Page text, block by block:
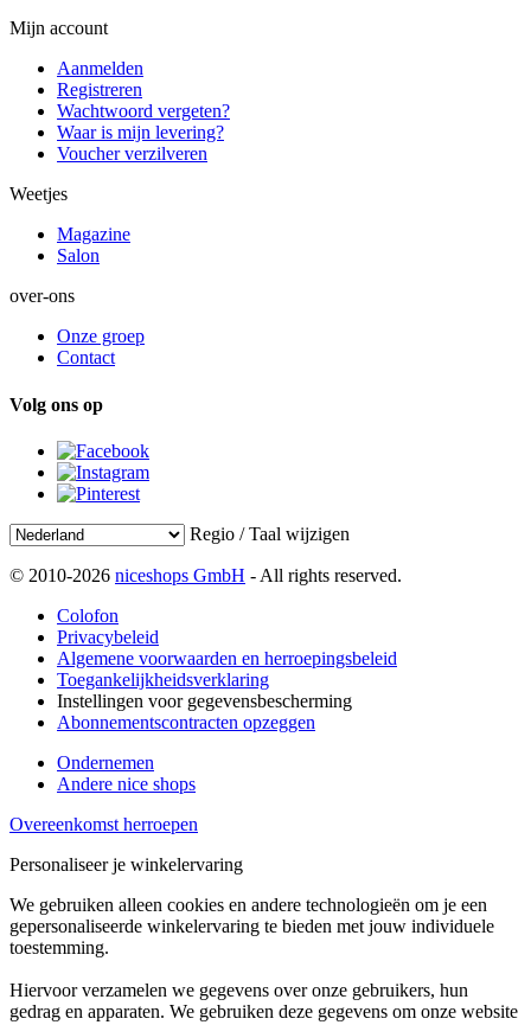
Mijn account
Aanmelden
Registreren
Wachtwoord vergeten?
Waar is mijn levering?
Voucher verzilveren
Weetjes
Magazine
Salon
over-ons
Onze groep
Contact
Volg ons op
Regio / Taal wijzigen
© 2010-2026 niceshops GmbH - All rights reserved.
Colofon
Privacybeleid
Algemene voorwaarden en herroepingsbeleid
Toegankelijkheidsverklaring
Instellingen voor gegevensbescherming
Abonnementscontracten opzeggen
Ondernemen
Andere nice shops
Overeenkomst herroepen
Personaliseer je winkelervaring
We gebruiken alleen cookies en andere technologieën om je een
gepersonaliseerde winkelervaring te bieden met jouw individuele
toestemming.
Hiervoor verzamelen we gegevens over onze gebruikers, hun
gedrag en apparaten. We gebruiken deze gegevens om onze website